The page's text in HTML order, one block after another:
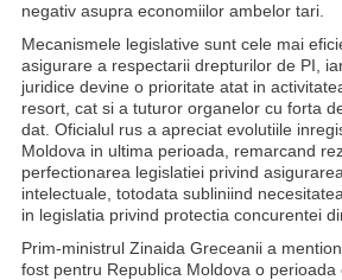
negativ asupra economiilor ambelor tari.
Mecanismele legislative sunt cele mai
asigurare a respectarii drepturilor de PI,
juridice devine o prioritate atat in
resort, cat si a tuturor organelor cu forta
dat. Oficialul rus a apreciat evolutiile
Moldova in ultima perioada, remarcand
perfectionarea legislatiei privind
intelectuale, totodata subliniind
in legislatia privind protectia concurentei
Prim-ministrul Zinaida Greceanii a
fost pentru Republica Moldova o perioada